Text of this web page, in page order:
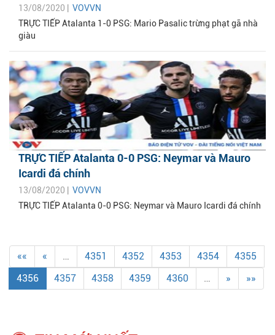
13/08/2020 | VOVVN
TRỰC TIẾP Atalanta 1-0 PSG: Mario Pasalic trừng phạt gã nhà
giàu
TRỰC TIẾP Atalanta 0-0 PSG: Neymar và Mauro
Icardi đá chính
13/08/2020 | VOVVN
TRỰC TIẾP Atalanta 0-0 PSG: Neymar và Mauro Icardi đá chính
«« « … 4351 4352 4353 4354
4355
4356
4357 4358 4359 4360 … » »»